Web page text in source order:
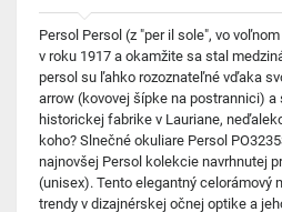
Persol Persol (z "per il sole", vo
v roku 1917 a okamžite sa stal
persol su ľahko rozoznateľné vďaka
arrow (kovovej šípke na postrannici) a
historickej fabrike v Lauriane,
koho? Slnečné okuliare Persol
najnovšej Persol kolekcie navrhnutej
(unisex). Tento elegantný celorámový
trendy v dizajnérskej očnej optike a